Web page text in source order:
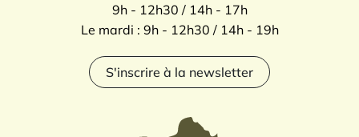
9h - 12h30 / 14h - 17h
Le mardi : 9h - 12h30 / 14h - 19h
S'inscrire à la newsletter